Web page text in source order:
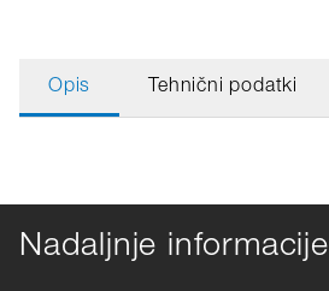
Opis Tehnični podatki
Nadaljnje informacije